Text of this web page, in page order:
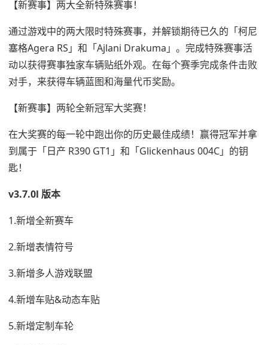
【新赛事】两大全新特殊赛事！
通过游戏中的两大限时特殊赛事，并解锁期待已久的「柯尼
塞格Agera RS」和「Ajlani Drakuma」。完成特殊赛事活
动以获得赛事独家车辆贴纸外观。在每个赛季完成条件击败
对手，来获得车辆蓝图和海量代币奖励。
【新赛事】两轮全新冠军大奖赛！
在大奖赛的每一轮中跑出你的历史最佳成绩！赢得冠军并拿
到属于「日产 R390 GT1」和「Glickenhaus 004C」的钥
匙！
v3.7.0l 版本
1.新增全新赛车
2.新增表情符号
3.新增多人游戏联盟
4.新增车贴&动态车贴
5.新增定制车轮